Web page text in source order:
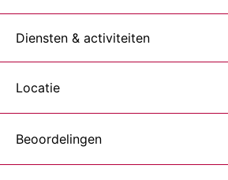
Diensten & activiteiten
Locatie
Beoordelingen